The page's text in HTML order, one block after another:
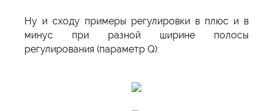
Ну и сходу примеры регулировки в плюс и в
минус при разной ширине полосы
регулирования (параметр Q):